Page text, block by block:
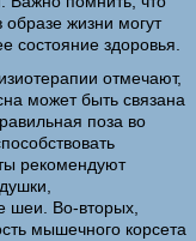
жизни могут
состояние здоровья.
отмечают,
может быть связана
поза во
рекомендуют
шеи. Во-вторых,
мышечного корсета